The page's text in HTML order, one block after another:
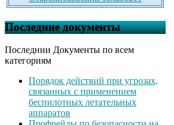
Последние документы
Последнии Документы по всем
категориям
Порядок действий при угрозах,
связанных с применением
беспилотных летательных
аппаратов